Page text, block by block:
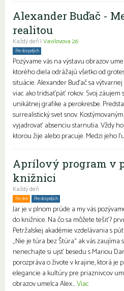
Alexander Buďač -
realitou
Každý deň | Vavilovova 26
Pre dospelých
Pozývame vás na výstavu obrazov
ktorého diela odrážajú všetko od
situácie. Alexander Buďač sa
viac ako tridsaťpäť rokov. Svoj
unikátnej grafike a perokresbe.
surrealistický svet snov.
vyjadrovať absenciu starnutia. Vždy ho
ktorou žije alebo pracuje. Medzi jeho
Aprílový program v
knižnici
Každý deň
Pre deti Pre dospelých
Jar je v plnom prúde a my vás
do knižnice. Na čo sa môžete tešiť?
Petržalskej akadémie vzdelávania s
„Nie je túra bez Štúra“ ak vás zaujíma
nenechajte si ujsť besedu s Mariou
porozpráva o živote v krajine, ktorá je
elegancie a kultúry pre priaznivcov
obrazov umelca Alex...Viac